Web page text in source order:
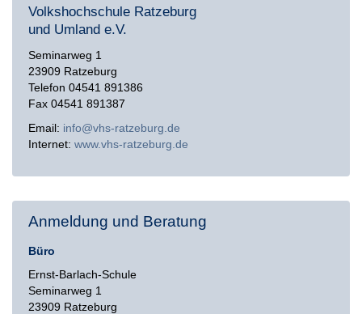
Volkshochschule Ratzeburg
und Umland e.V.
Seminarweg 1
23909 Ratzeburg
Telefon 04541 891386
Fax 04541 891387
Email: info@vhs-ratzeburg.de
Internet: www.vhs-ratzeburg.de
Anmeldung und Beratung
Büro
Ernst-Barlach-Schule
Seminarweg 1
23909 Ratzeburg